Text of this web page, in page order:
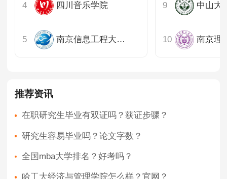
四川音乐学院
南京信息工程大学公共管理学院
推荐资讯
在职研究生毕业有双证吗？获证步骤？
研究生容易毕业吗？论文字数？
全国mba大学排名？好考吗？
哈工大经济与管理学院怎么样？官网？